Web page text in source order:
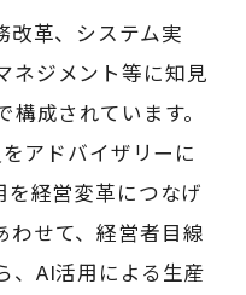
革、システム実
ネジメント等に知見
成されています。
アドバイザリーに
経営変革につなげ
わせて、経営者目線
、AI活用による生産